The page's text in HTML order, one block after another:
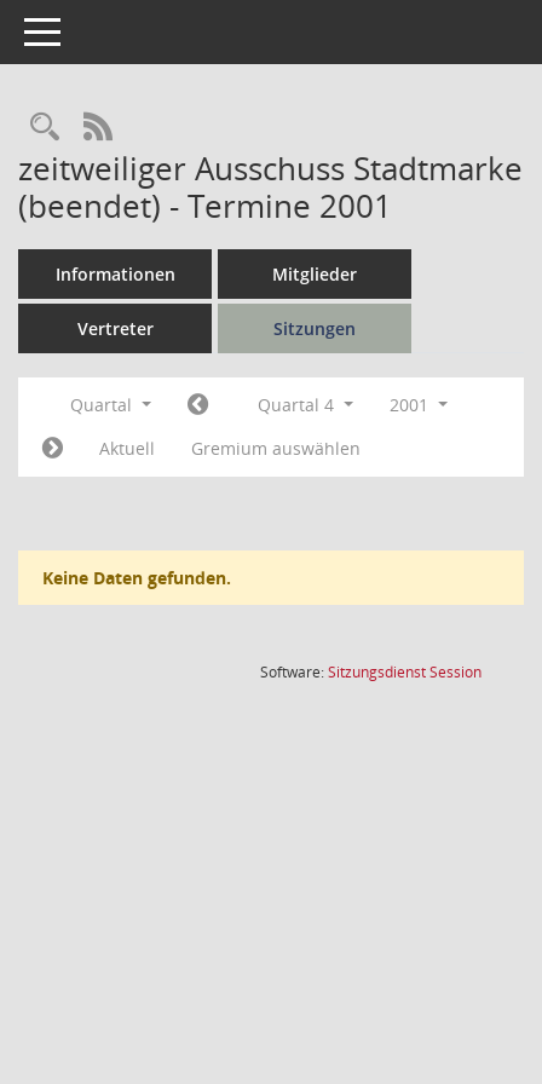
Toggle navigation
Rechercheauswahl
RSS-Feed
zeitweiliger Ausschuss Stadtmarke
(beendet) - Termine 2001
Informationen Mitglieder
Vertreter Sitzungen
Quartal Quartal 4
2001
Aktuell
Gremium auswählen
Keine Daten gefunden.
Software:SitzungsdienstSession(Wird in